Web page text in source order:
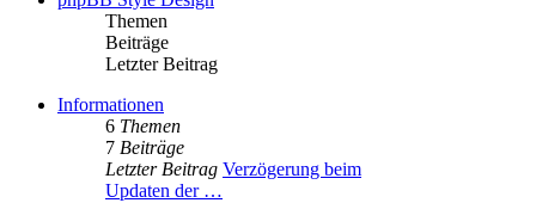
Themen
Beiträge
Letzter Beitrag
Informationen
6 Themen
7 Beiträge
Letzter Beitrag Verzögerung beim
Updaten der …